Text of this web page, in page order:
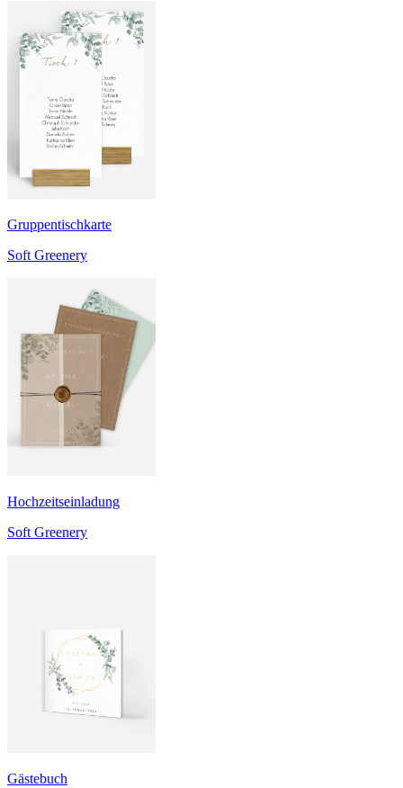
Gruppentischkarte
Soft Greenery
Hochzeitseinladung
Soft Greenery
Gästebuch